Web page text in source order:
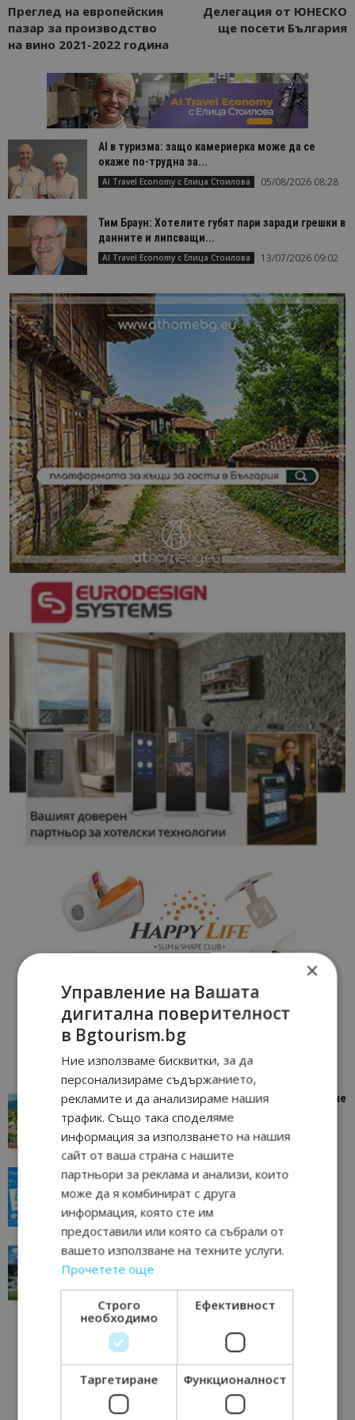
Преглед на европейския
пазар за производство
на вино 2021-2022 година
Делегация от ЮНЕСКО
ще посети България
AI в туризма: защо камериерка може да се
окаже по-трудна за...
AI Travel Economy с Елица Стоилова 05/08/2026 08:28
Тим Браун: Хотелите губят пари заради грешки в
данните и липсващи...
AI Travel Economy с Елица Стоилова 13/07/2026 09:02
“Пощенска картичка от…”: Петрич – Изживяване
отвъд очакваното
Петрич 11/07/2026 11:22
“Пощенска картичка от…”: Пловдив, градът на
всички времена
Пловдив 23/06/2026 10:00
“Пощенска картичка от…”: Перник – град на
традициите, културата и вдъхновяващите...
×
Управление на Вашата
дигитална поверителност
в Bgtourism.bg
Ние използваме бисквитки, за да
персонализираме съдържанието,
рекламите и да анализираме нашия
трафик. Също така споделяме
информация за използването на нашия
сайт от ваша страна с нашите
партньори за реклама и анализи, които
може да я комбинират с друга
информация, която сте им
предоставили или която са събрали от
вашето използване на техните услуги.
Прочетете още
Строго
необходимо
Ефективност
Таргетиране Функционалност